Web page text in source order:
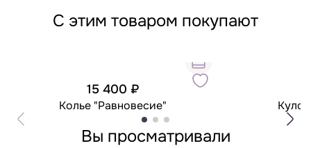
С этим товаром покупают
15 400 ₽
Колье "Равновесие"
Вы просматривали